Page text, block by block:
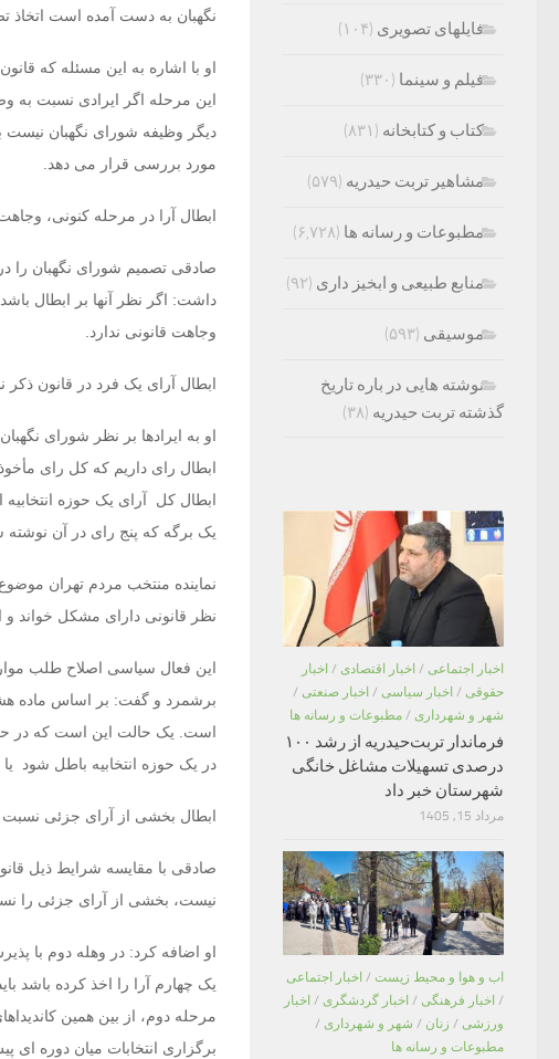
نگهبان به دست آمده است
او با اشاره به این مسئله که
این مرحله اگر ایرادی نسبت به
دیگر وظیفه شورای نگهبان
مورد بررسی قرار می دهد.
ابطال آرا در مرحله کنونی، وجاهت
صادقی تصمیم شورای نگهبان را
داشت: اگر نظر آنها بر ابطال
وجاهت قانونی ندارد.
ابطال آرای یک فرد در قانون
او به ایرادها بر نظر شورای
ابطال رای داریم که کل رای
ابطال کل آرای یک حوزه
یک برگه که پنج رای در آن نوشته
نماینده منتخب مردم تهران
نظر قانونی دارای مشکل خواند و
این فعال سیاسی اصلاح طلب
برشمرد و گفت: بر اساس ماده
است. یک حالت این است که در حین
در یک حوزه انتخابیه باطل شود یا
ابطال بخشی از آرای جزئی نسبت
صادقی با مقایسه شرایط ذیل
نیست، بخشی از آرای جزئی را
او اضافه کرد: در وهله دوم با
یک چهارم آرا را اخذ کرده باشد
مرحله دوم، از بین همین
برگزاری انتخابات میان دوره
فایلهای تصویری (۱۰۴)
فیلم و سینما (۳۳۰)
کتاب و کتابخانه (۸۳۱)
مشاهیر تربت حیدریه (۵۷۹)
مطبوعات و رسانه ها (۶,۷۲۸)
منابع طبیعی و ابخیز داری (۹۲)
موسیقی (۵۹۳)
نوشته هایی در باره تاریخ
گذشته تربت حیدریه (۳۸)
اخبار اجتماعی / اخبار اقتصادی / اخبار
حقوقی / اخبار سیاسی / اخبار صنعتی /
شهر و شهرداری / مطبوعات و رسانه ها
فرماندار تربت‌حیدریه از رشد ۱۰۰
درصدی تسهیلات مشاغل خانگی
شهرستان خبر داد
مرداد 15, 1405
اب و هوا و محیط زیست / اخبار اجتماعی
/ اخبار فرهنگی / اخبار گردشگری / اخبار
ورزشی / زنان / شهر و شهرداری /
مطبوعات و رسانه ها